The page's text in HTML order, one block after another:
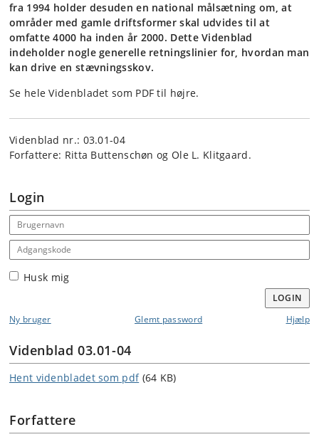
fra 1994 holder desuden en national målsætning om, at
områder med gamle driftsformer skal udvides til at
omfatte 4000 ha inden år 2000. Dette Videnblad
indeholder nogle generelle retningslinier for, hvordan man
kan drive en stævningsskov.
Se hele Videnbladet som PDF til højre.
Videnblad nr.: 03.01-04
Forfattere: Ritta Buttenschøn og Ole L. Klitgaard.
Login
Email address
Adgangskode
Husk mig
LOGIN
Ny bruger
Glemt password Hjælp
Videnblad 03.01-04
Hent videnbladet som pdf (64 KB)
Forfattere